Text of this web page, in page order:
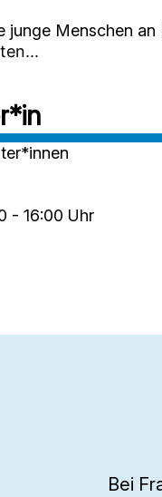
junge Menschen
- 16:00 Uhr
Bei